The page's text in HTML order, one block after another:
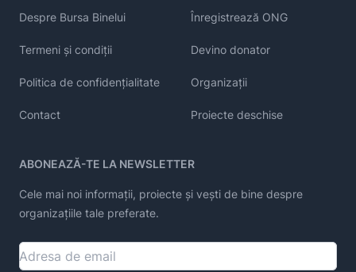
Despre Bursa Binelui
Termeni și condiții
Politica de confidențialitate
Contact
Înregistrează ONG
Devino donator
Organizații
Proiecte deschise
ABONEAZĂ-TE LA NEWSLETTER
Cele mai noi informații, proiecte și vești de bine despre
organizațiile tale preferate.